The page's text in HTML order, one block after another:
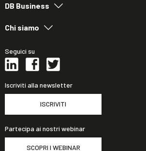
DB Business
Chi siamo
Seguici su
Iscriviti alla newsletter
ISCRIVITI
Partecipa ai nostri webinar
SCOPRI I WEBINAR